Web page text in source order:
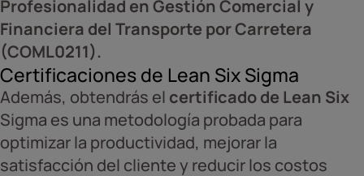
Profesionalidad en Gestión Comercial y
Financiera del Transporte por Carretera
(COML0211).
Certificaciones de Lean Six Sigma
Además, obtendrás el certificado de Lean Six
Sigma es una metodología probada para
optimizar la productividad, mejorar la
satisfacción del cliente y reducir los costos